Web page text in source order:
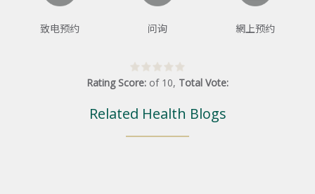
致电预约 问询 網上预约
Rating Score: of 10, Total Vote:
Related Health Blogs